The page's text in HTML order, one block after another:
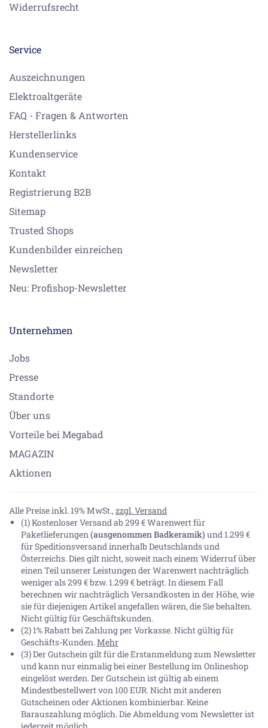
Widerrufsrecht
Service
Auszeichnungen
Elektroaltgeräte
FAQ - Fragen & Antworten
Herstellerlinks
Kundenservice
Kontakt
Registrierung B2B
Sitemap
Trusted Shops
Kundenbilder einreichen
Newsletter
Neu: Profishop-Newsletter
Unternehmen
Jobs
Presse
Standorte
Über uns
Vorteile bei Megabad
MAGAZIN
Aktionen
Alle Preise inkl. 19% MwSt., zzgl. Versand
(1) Kostenloser Versand ab 299 € Warenwert für
Paketlieferungen(ausgenommen Badkeramik) und 1.299 €
für Speditionsversand innerhalb Deutschlands und
Österreichs. Dies gilt nicht, soweit nach einem Widerruf über
einen Teil unserer Leistungen der Warenwert nachträglich
weniger als 299 € bzw. 1.299 € beträgt. In diesem Fall
berechnen wir nachträglich Versandkosten in der Höhe, wie
sie für diejenigen Artikel angefallen wären, die Sie behalten.
Nicht gültig für Geschäftskunden.
(2) 1% Rabatt bei Zahlung per Vorkasse. Nicht gültig für
Geschäfts-Kunden.Mehr
(3) Der Gutschein gilt für die Erstanmeldung zum Newsletter
und kann nur einmalig bei einer Bestellung im Onlineshop
eingelöst werden. Der Gutschein ist gültig ab einem
Mindestbestellwert von 100 EUR. Nicht mit anderen
Gutscheinen oder Aktionen kombinierbar. Keine
Barauszahlung möglich. Die Abmeldung vom Newsletter ist